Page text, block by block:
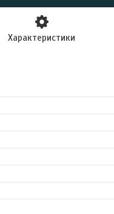
Характеристики